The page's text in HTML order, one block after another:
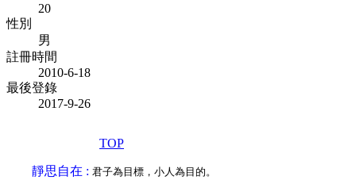
20
性別
男
註冊時間
2010-6-18
最後登錄
2017-9-26
TOP
靜思自在 : 君子為目標，小人為目的。